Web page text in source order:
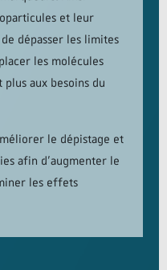
et leur
dépasser les limites
les molécules
aux besoins du
le dépistage et
afin d’augmenter le
les effets